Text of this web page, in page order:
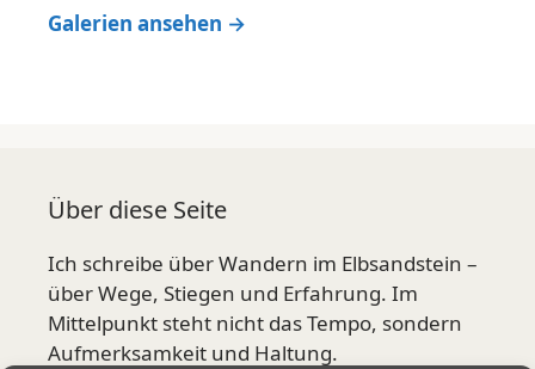
Galerien ansehen →
Über diese Seite
Ich schreibe über Wandern im Elbsandstein –
über Wege, Stiegen und Erfahrung. Im
Mittelpunkt steht nicht das Tempo, sondern
Aufmerksamkeit und Haltung.